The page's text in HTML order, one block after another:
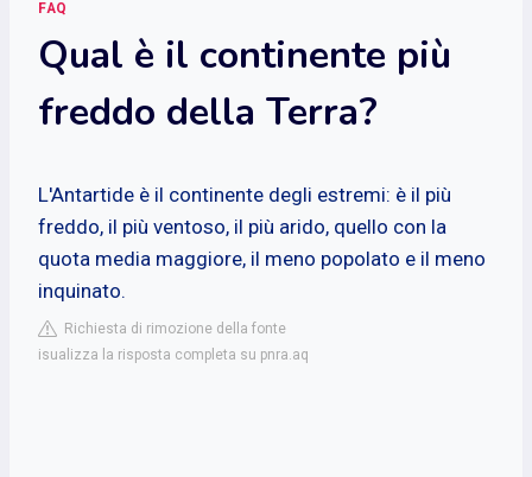
FAQ
Qual è il continente più
freddo della Terra?
L'Antartide è il continente degli estremi: è il più
freddo, il più ventoso, il più arido, quello con la
quota media maggiore, il meno popolato e il meno
inquinato.
Richiesta di rimozione della fonte
isualizza la risposta completa su pnra.aq